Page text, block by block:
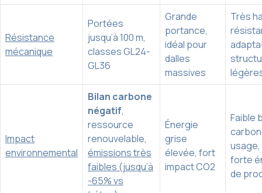
Résistance
mécanique
Portées
jusqu’à 100 m,
classes GL24-
GL36
Grande
portance,
idéal pour
dalles
massives
Très
Impact
environnemental
Bilan carbone
négatif,
ressource
renouvelable,
émissions très
faibles (jusqu’à
-65% vs
Énergie
grise
élevée, fort
impact CO2
Faible
usage,
forte
de